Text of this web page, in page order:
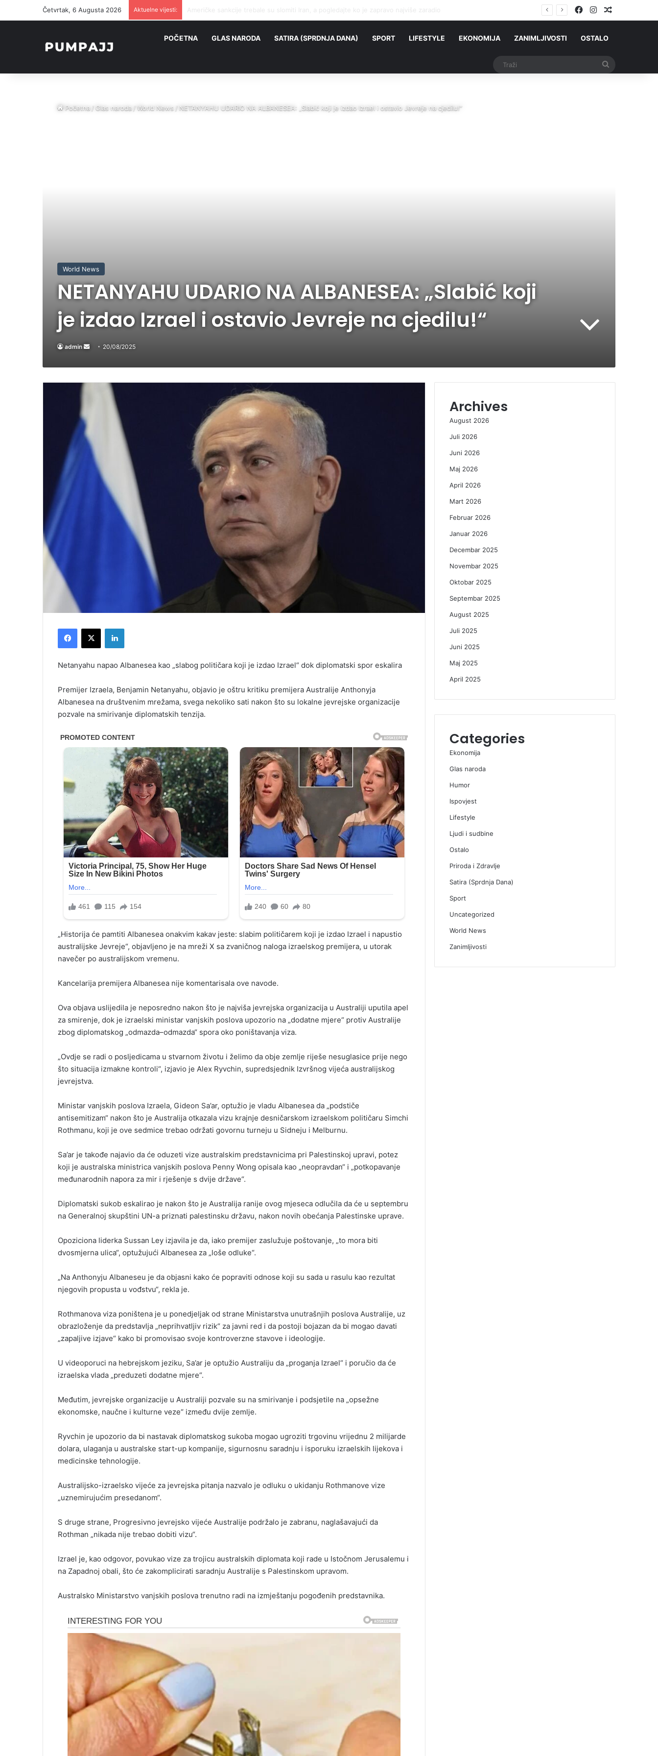
Četvrtak, 6 Augusta 2026 Aktuelne vijesti: Helez izazvao Vučića na šetnju: Recept koji i dalje prolazi kod naroda. FacebookInstagram
POČETNA GLAS NARODA SATIRA (SPRDNJA DANA) SPORT LIFESTYLE EKONOMIJA ZANIMLJIVOSTI OSTALO
Početna/Glas naroda/World News/NETANYAHU UDARIO NA ALBANESEA: „Slabić koji je izdao Izrael i ostavio Jevreje na cjedilu!“
World News
NETANYAHU UDARIO NA ALBANESEA: „Slabić koji
je izdao Izrael i ostavio Jevreje na cjedilu!“
admin
Send20/08/2025
Netanyahu napao Albanesea kao „slabog političara koji je izdao Izrael“ dok diplomatski spor eskalira
Premijer Izraela, Benjamin Netanyahu, objavio je oštru kritiku premijera Australije Anthonyja
Albanesea na društvenim mrežama, svega nekoliko sati nakon što su lokalne jevrejske organizacije
pozvale na smirivanje diplomatskih tenzija.
„Historija će pamtiti Albanesea onakvim kakav jeste: slabim političarem koji je izdao Izrael i napustio
australijske Jevreje“, objavljeno je na mreži X sa zvaničnog naloga izraelskog premijera, u utorak
navečer po australijskom vremenu.
Kancelarija premijera Albanesea nije komentarisala ove navode.
Ova objava uslijedila je neposredno nakon što je najviša jevrejska organizacija u Australiji uputila apel
za smirenje, dok je izraelski ministar vanjskih poslova upozorio na „dodatne mjere“ protiv Australije
zbog diplomatskog „odmazda–odmazda“ spora oko poništavanja viza.
„Ovdje se radi o posljedicama u stvarnom životu i želimo da obje zemlje riješe nesuglasice prije nego
što situacija izmakne kontroli“, izjavio je Alex Ryvchin, supredsjednik Izvršnog vijeća australijskog
jevrejstva.
Ministar vanjskih poslova Izraela, Gideon Sa’ar, optužio je vladu Albanesea da „podstiče
antisemitizam“ nakon što je Australija otkazala vizu krajnje desničarskom izraelskom političaru Simchi
Rothmanu, koji je ove sedmice trebao održati govornu turneju u Sidneju i Melburnu.
Sa’ar je takođe najavio da će oduzeti vize australskim predstavnicima pri Palestinskoj upravi, potez
koji je australska ministrica vanjskih poslova Penny Wong opisala kao „neopravdan“ i „potkopavanje
međunarodnih napora za mir i rješenje s dvije države“.
Diplomatski sukob eskalirao je nakon što je Australija ranije ovog mjeseca odlučila da će u septembru
na Generalnoj skupštini UN-a priznati palestinsku državu, nakon novih obećanja Palestinske uprave.
Opoziciona liderka Sussan Ley izjavila je da, iako premijer zaslužuje poštovanje, „to mora biti
dvosmjerna ulica“, optužujući Albanesea za „loše odluke“.
„Na Anthonyju Albaneseu je da objasni kako će popraviti odnose koji su sada u rasulu kao rezultat
njegovih propusta u vođstvu“, rekla je.
Rothmanova viza poništena je u ponedjeljak od strane Ministarstva unutrašnjih poslova Australije, uz
obrazloženje da predstavlja „neprihvatljiv rizik“ za javni red i da postoji bojazan da bi mogao davati
„zapaljive izjave“ kako bi promovisao svoje kontroverzne stavove i ideologije.
U videoporuci na hebrejskom jeziku, Sa’ar je optužio Australiju da „proganja Izrael“ i poručio da će
izraelska vlada „preduzeti dodatne mjere“.
Međutim, jevrejske organizacije u Australiji pozvale su na smirivanje i podsjetile na „opsežne
ekonomske, naučne i kulturne veze“ između dvije zemlje.
Ryvchin je upozorio da bi nastavak diplomatskog sukoba mogao ugroziti trgovinu vrijednu 2 milijarde
dolara, ulaganja u australske start-up kompanije, sigurnosnu saradnju i isporuku izraelskih lijekova i
medicinske tehnologije.
Australijsko-izraelsko vijeće za jevrejska pitanja nazvalo je odluku o ukidanju Rothmanove vize
„uznemirujućim presedanom“.
S druge strane, Progresivno jevrejsko vijeće Australije podržalo je zabranu, naglašavajući da
Rothman „nikada nije trebao dobiti vizu“.
Izrael je, kao odgovor, povukao vize za trojicu australskih diplomata koji rade u Istočnom Jerusalemu i
na Zapadnoj obali, što će zakomplicirati saradnju Australije s Palestinskom upravom.
Australsko Ministarstvo vanjskih poslova trenutno radi na izmještanju pogođenih predstavnika.
Archives
August 2026
Juli 2026
Juni 2026
Maj 2026
April 2026
Mart 2026
Februar 2026
Januar 2026
Decembar 2025
Novembar 2025
Oktobar 2025
Septembar 2025
August 2025
Juli 2025
Juni 2025
Maj 2025
April 2025
Categories
Ekonomija
Glas naroda
Humor
Ispovjest
Lifestyle
Ljudi i sudbine
Ostalo
Priroda i Zdravlje
Satira (Sprdnja Dana)
Sport
Uncategorized
World News
Zanimljivosti